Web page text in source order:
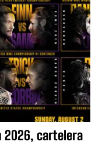
2026, cartelera